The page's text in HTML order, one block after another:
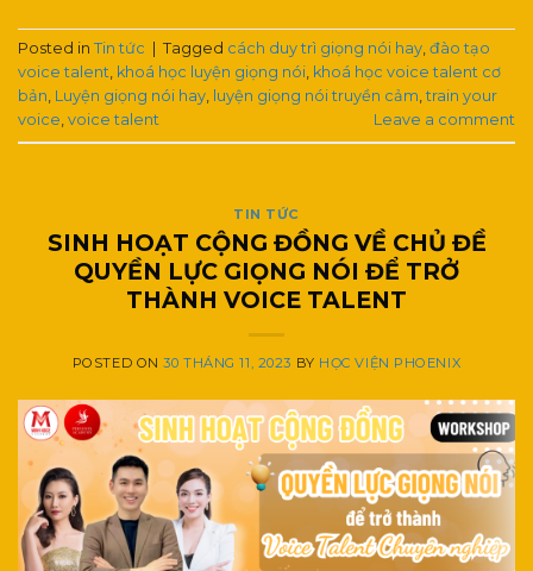
Posted in Tin tức Tagged cách duy trì giọng nói hay, đào tạo
voice talent, khoá học luyện giọng nói, khoá học voice talent cơ
bản, Luyện giọng nói hay, luyện giọng nói truyền cảm,train your
voice, voice talent Leave a comment
TIN TỨC
SINH HOẠT CỘNG ĐỒNG VỀ CHỦ ĐỀ
QUYỀN LỰC GIỌNG NÓI ĐỂ TRỞ
THÀNH VOICE TALENT
POSTED ON30 THÁNG 11, 2023 BY HỌC VIỆN PHOENIX